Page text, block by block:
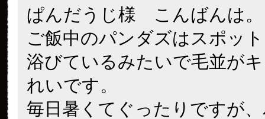
ぱんだうじ様 こんばんは。
ご飯中のパンダズはスポッ
浴びているみたいで毛並が
れいです。
毎日暑くてぐったりですが